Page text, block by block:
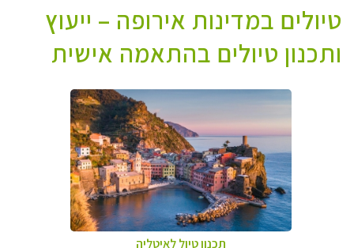
טיולים במדינות אירופה – ייעוץ
ותכנון טיולים בהתאמה אישית
תכנון טיול לאיטליה